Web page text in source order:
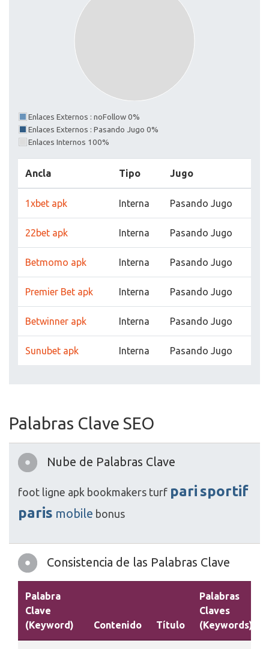
Enlaces Externos : noFollow 0%
Enlaces Externos : Pasando Jugo 0%
Enlaces Internos 100%
Ancla Tipo Jugo
1xbet apk Interna Pasando Jugo
22bet apk Interna Pasando Jugo
Betmomo apk Interna Pasando Jugo
Premier Bet apk Interna Pasando Jugo
Betwinner apk Interna Pasando Jugo
Sunubet apk Interna Pasando Jugo
Palabras Clave SEO
Nube de Palabras Clave
foot ligne apk bookmakers turf parisportif
paris mobile bonus
Consistencia de las Palabras Clave
Palabra
Clave
(Keyword)
Contenido Título
Palabras
Claves
(Keywords)